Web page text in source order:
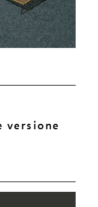
versione